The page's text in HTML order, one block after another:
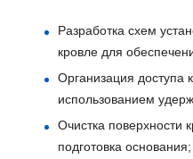
Разработка схем
кровле для
Организация доступа
использованием
Очистка поверхности
подготовка основания;